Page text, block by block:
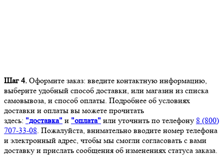
Шаг 4. Оформите заказ: введите контактную информацию,
выберите удобный способ доставки, или магазин из списка
самовывоза, и способ оплаты. Подробнее об условиях
доставки и оплаты вы можете прочитать
здесь: "доставка" и "оплата" или уточнить по телефону 8 (800)
707-33-08. Пожалуйста, внимательно вводите номер телефона
и электронный адрес, чтобы мы смогли согласовать с вами
доставку и прислать сообщения об изменениях статуса заказа.